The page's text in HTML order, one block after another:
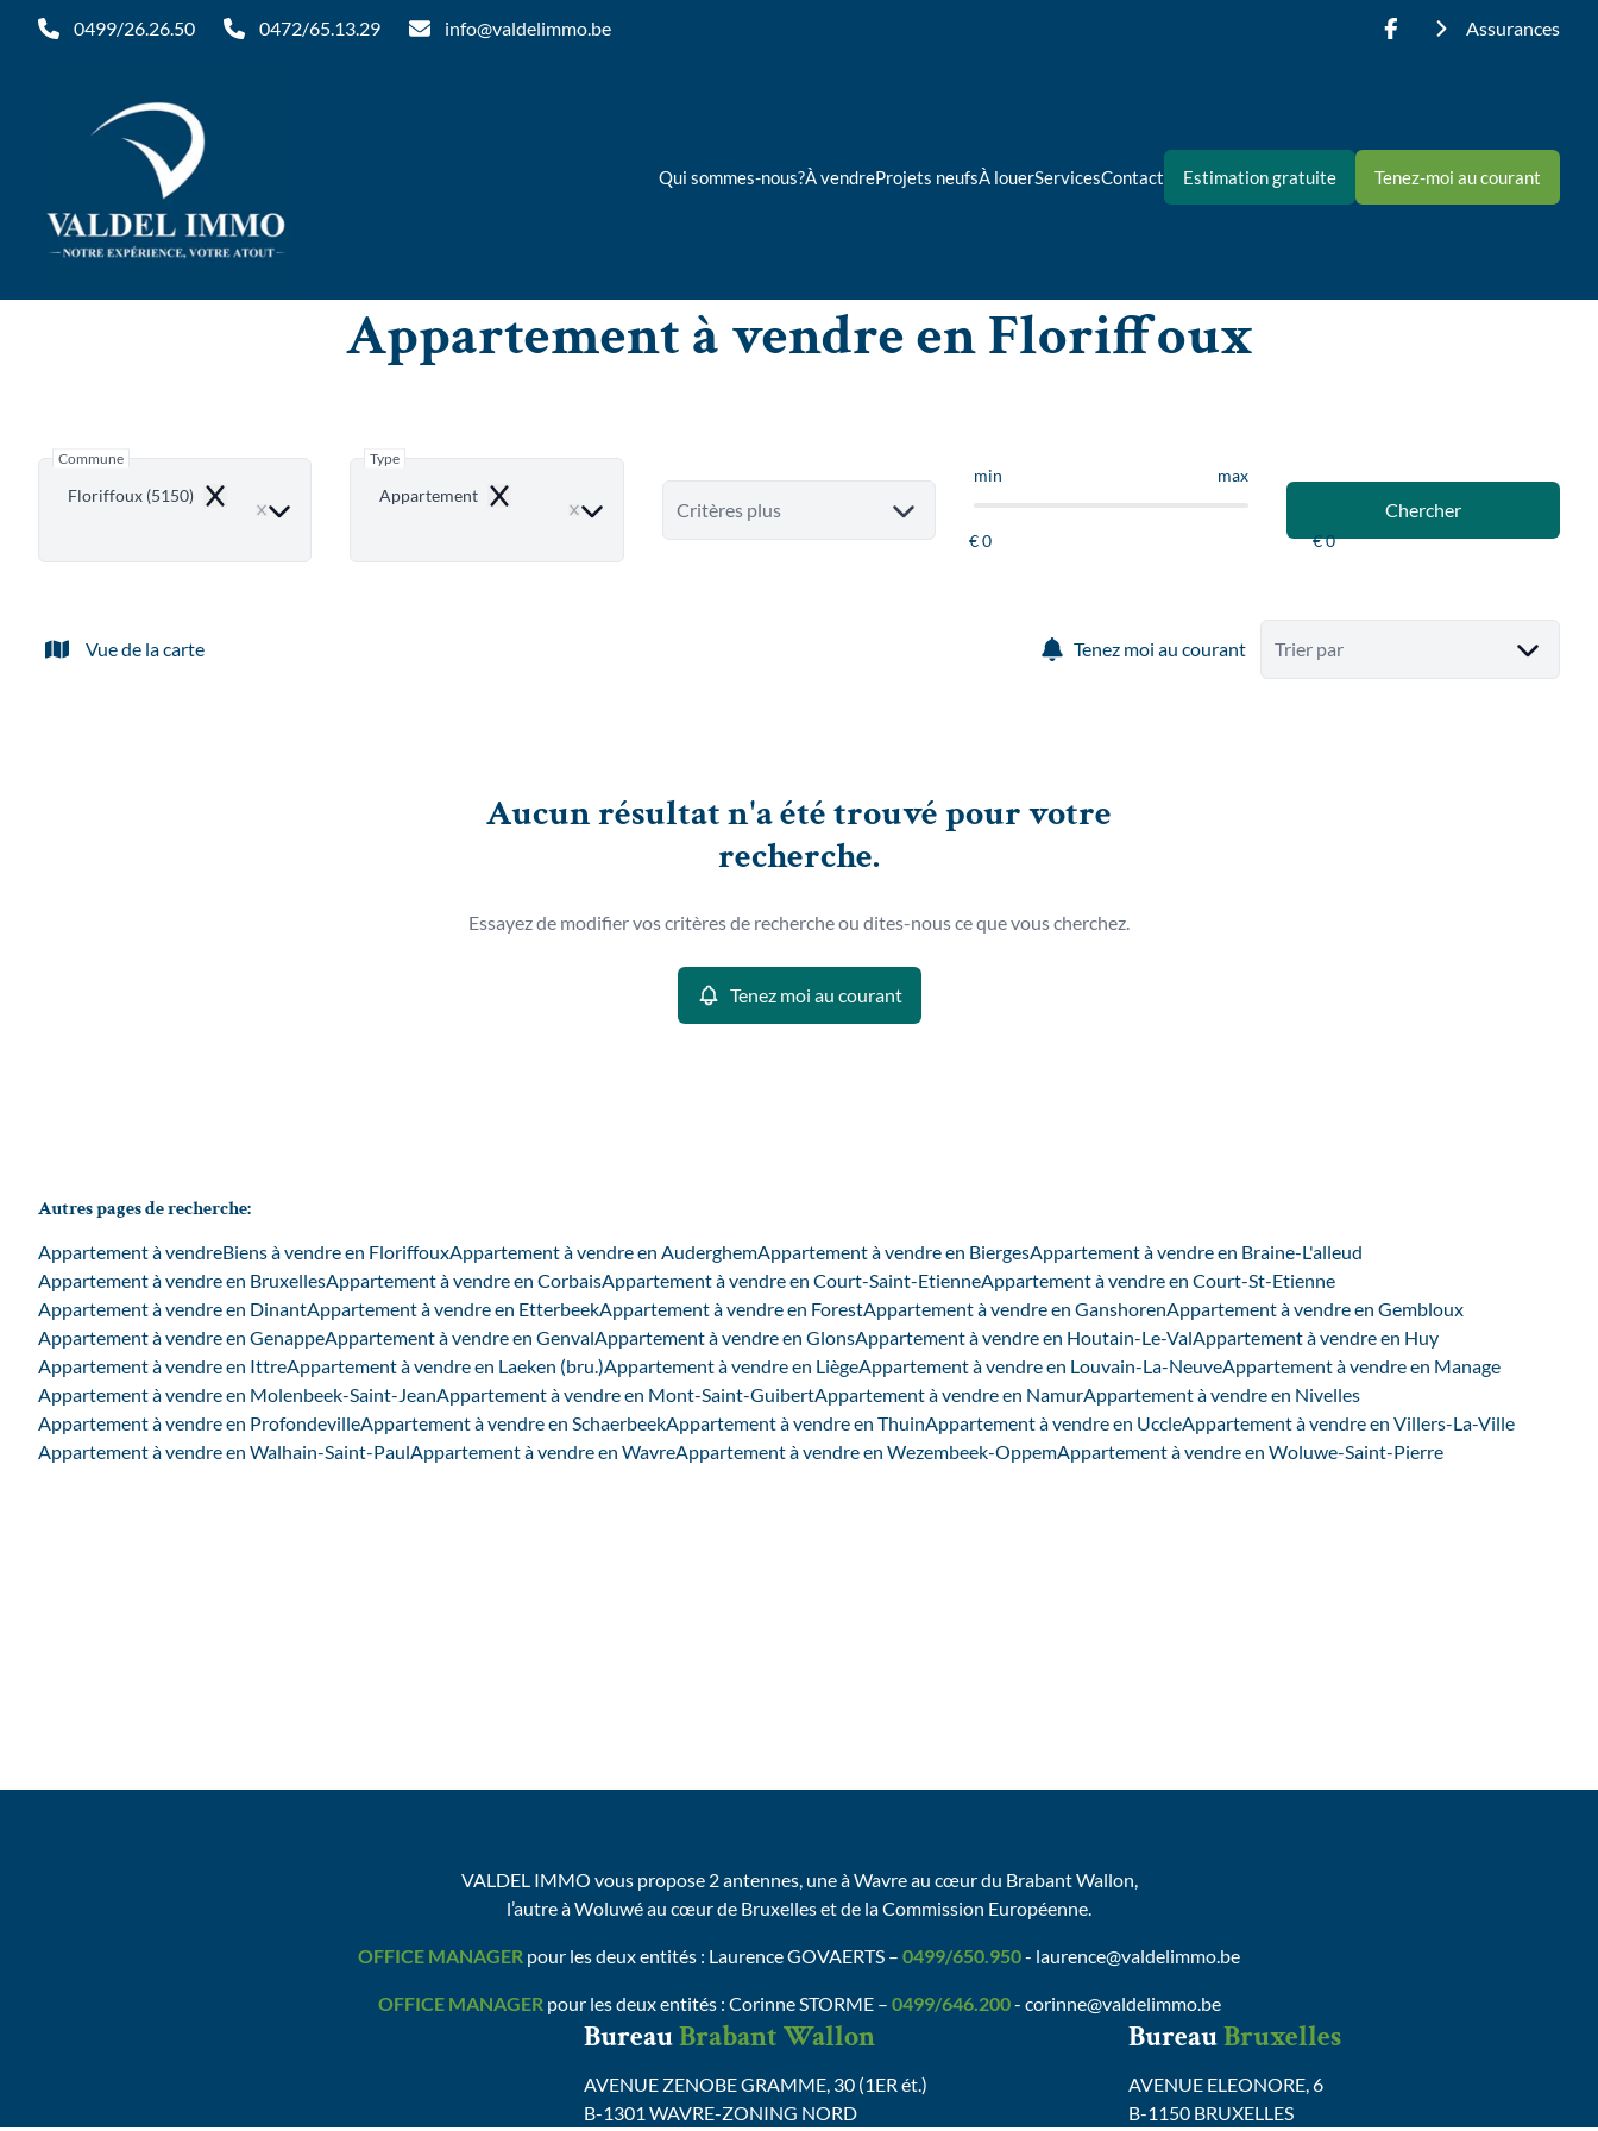
Aller au contenu principal
0499/26.26.50 0472/65.13.29 info@valdelimmo.be Assurances
Qui sommes-nous?À vendreProjets neufsÀ louerServicesContact Estimation gratuite Tenez-moi au courant
Appartement à vendre en Floriffoux
Commune
Floriffoux (5150)
Remove
Type
Appartement
Remove Critères plus
min max
Chercher
Vue de la carte Tenez moi au courant Trier par
Aucun résultat n'a été trouvé pour votre
recherche.
Essayez de modifier vos critères de recherche ou dites-nous ce que vous cherchez.
Tenez moi au courant
Autres pages de recherche:
Appartement à vendreBiens à vendre en FloriffouxAppartement à vendre en AuderghemAppartement à vendre en BiergesAppartement à vendre en Braine-L'alleud
Appartement à vendre en BruxellesAppartement à vendre en CorbaisAppartement à vendre en Court-Saint-EtienneAppartement à vendre en Court-St-Etienne
Appartement à vendre en DinantAppartement à vendre en EtterbeekAppartement à vendre en ForestAppartement à vendre en GanshorenAppartement à vendre en Gembloux
Appartement à vendre en GenappeAppartement à vendre en GenvalAppartement à vendre en GlonsAppartement à vendre en Houtain-Le-ValAppartement à vendre en Huy
Appartement à vendre en IttreAppartement à vendre en Laeken (bru.)Appartement à vendre en LiègeAppartement à vendre en Louvain-La-NeuveAppartement à vendre en Manage
Appartement à vendre en Molenbeek-Saint-JeanAppartement à vendre en Mont-Saint-GuibertAppartement à vendre en NamurAppartement à vendre en Nivelles
Appartement à vendre en ProfondevilleAppartement à vendre en SchaerbeekAppartement à vendre en ThuinAppartement à vendre en UccleAppartement à vendre en Villers-La-Ville
Appartement à vendre en Walhain-Saint-PaulAppartement à vendre en WavreAppartement à vendre en Wezembeek-OppemAppartement à vendre en Woluwe-Saint-Pierre
VALDEL IMMO vous propose 2 antennes, une à Wavre au cœur du Brabant Wallon,
l’autre à Woluwé au cœur de Bruxelles et de la Commission Européenne.
OFFICE MANAGER pour les deux entités : Laurence GOVAERTS – 0499/650.950- laurence@valdelimmo.be
OFFICE MANAGERpour les deux entités : Corinne STORME – 0499/646.200- corinne@valdelimmo.be
BureauBrabant Wallon
AVENUE ZENOBE GRAMME, 30 (1ER ét.)
B-1301 WAVRE-ZONING NORD
BureauBruxelles
AVENUE ELEONORE, 6
B-1150 BRUXELLES